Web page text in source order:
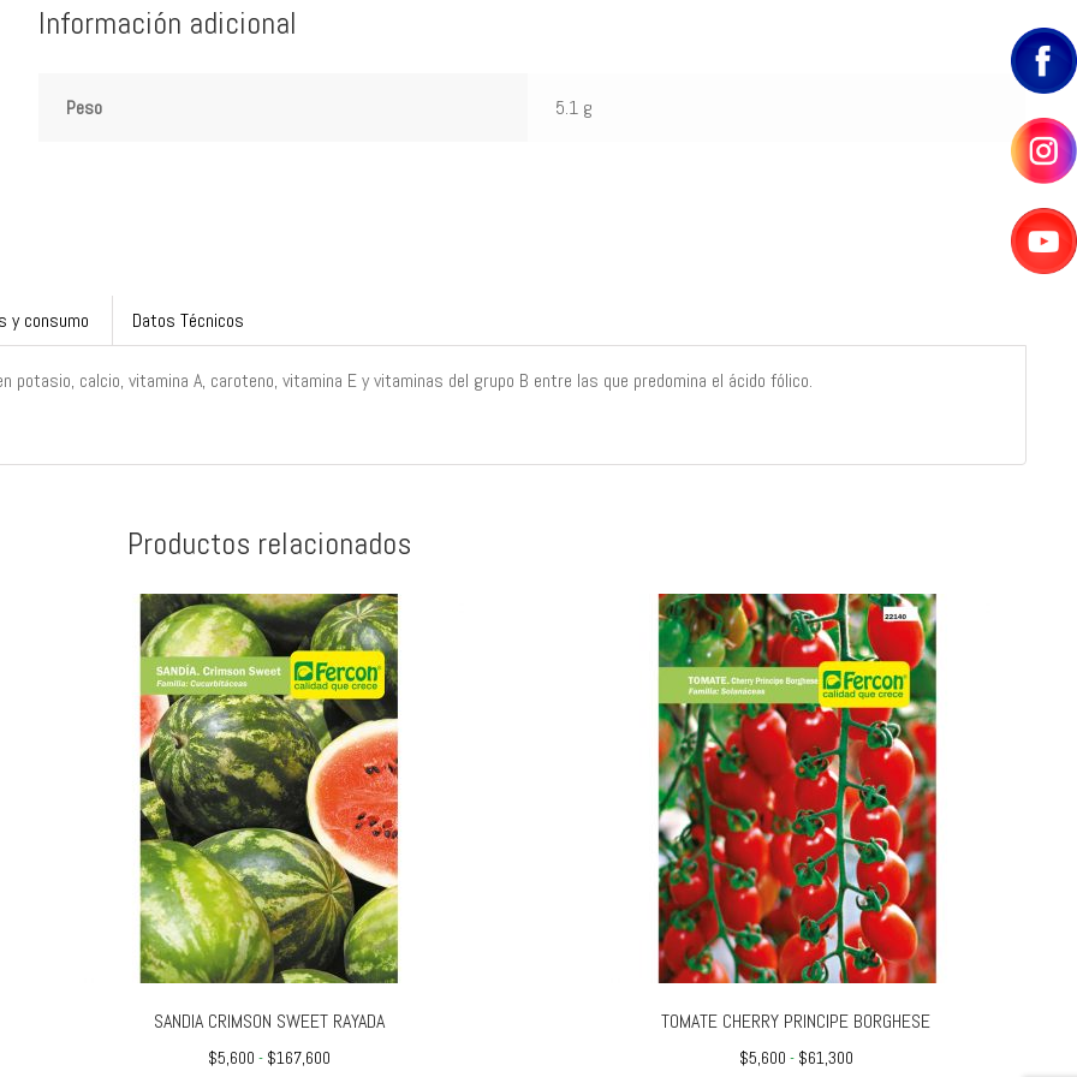
Información adicional
Peso 5.1 g
y consumo Datos Técnicos
potasio, calcio, vitamina A, caroteno, vitamina E y vitaminas del grupo B entre las que predomina el ácido fólico.
Productos relacionados
SANDIA CRIMSON SWEET RAYADA
$5,600 - $167,600Rango
TOMATE CHERRY PRINCIPE BORGHESE
$5,600 - $61,300Rango